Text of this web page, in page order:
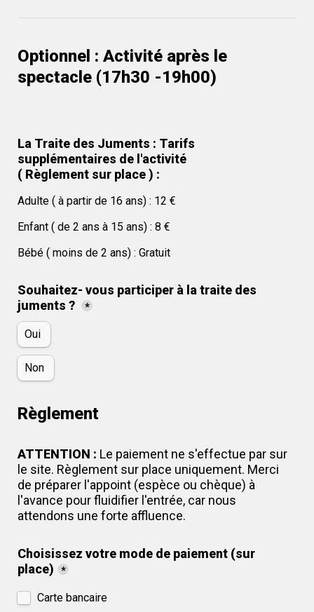
Optionnel : Activité après le
spectacle (17h30 -19h00)
La Traite des Juments : Tarifs
supplémentaires de l'activité
( Règlement sur place ) :
Adulte ( à partir de 16 ans) : 12 €
Enfant ( de 2 ans à 15 ans) : 8 €
Bébé ( moins de 2 ans) : Gratuit
Souhaitez- vous participer à la traite des
juments ?
*
Règlement
ATTENTION : Le paiement ne s'effectue par sur
le site. Règlement sur place uniquement. Merci
de préparer l'appoint (espèce ou chèque) à
l'avance pour fluidifier l'entrée, car nous
attendons une forte affluence.
Choisissez votre mode de paiement (sur
place)
*
Carte bancaire